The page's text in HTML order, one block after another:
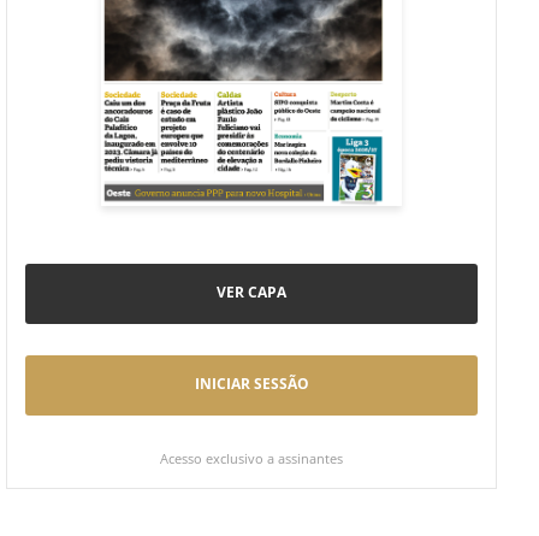
VER CAPA
INICIAR SESSÃO
Acesso exclusivo a assinantes